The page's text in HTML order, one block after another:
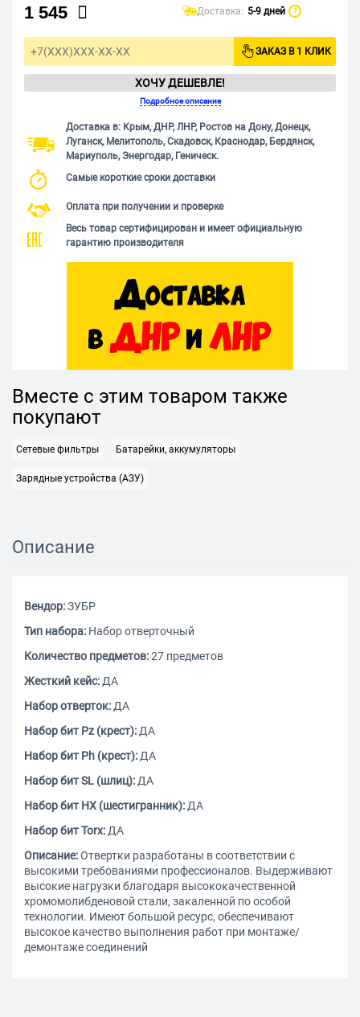
1 545 Доставка: 5-9 дней ?
ЗАКАЗ В 1 КЛИК
ХОЧУ ДЕШЕВЛЕ!
Подробное описание
Доставка в: Крым, ДНР, ЛНР, Ростов на Дону, Донецк,
Луганск, Мелитополь, Скадовск, Краснодар, Бердянск,
Мариуполь, Энергодар, Геническ.
Самые короткие сроки доставки
Оплата при получении и проверке
Весь товар сертифицирован и имеет официальную
гарантию производителя
Вместе с этим товаром также
покупают
Сетевые фильтры Батарейки, аккумуляторы
Зарядные устройства (АЗУ)
Описание
Вендор:ЗУБР
Тип набора: Набор отверточный
Количество предметов:27 предметов
Жесткий кейс: ДА
Набор отверток: ДА
Набор бит Pz (крест): ДА
Набор бит Ph (крест): ДА
Набор бит SL (шлиц): ДА
Набор бит HX (шестигранник): ДА
Набор бит Torx: ДА
Описание:Отвертки разработаны в соответствии с
высокими требованиями профессионалов. Выдерживают
высокие нагрузки благодаря высококачественной
хромомолибденовой стали, закаленной по особой
технологии. Имеют большой ресурс, обеспечивают
высокое качество выполнения работ при монтаже/
демонтаже соединений